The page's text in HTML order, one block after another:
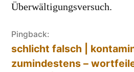
Überwältigungsversuch.
Pingback:
schlicht falsch |
zumindestens –